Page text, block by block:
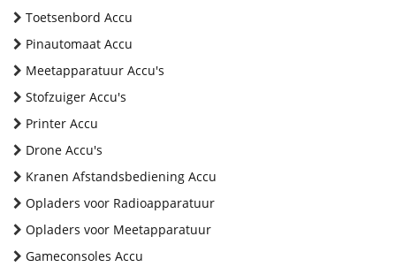
Toetsenbord Accu
Pinautomaat Accu
Meetapparatuur Accu's
Stofzuiger Accu's
Printer Accu
Drone Accu's
Kranen Afstandsbediening Accu
Opladers voor Radioapparatuur
Opladers voor Meetapparatuur
Gameconsoles Accu